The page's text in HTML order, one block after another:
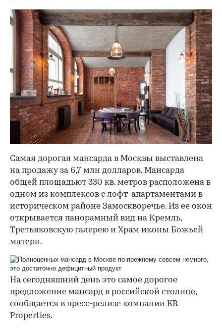
Самая дорогая мансарда в Москвы выставлена
на продажу за 6,7 млн долларов. Мансарда
общей площадьют 330 кв. метров расположена в
одном из комплексов с лофт-апартаментами в
историческом районе Замоскворечье. Из ее окон
открывается панорамный вид на Кремль,
Третьяковскую галерею и Храм иконы Божьей
матери.
На сегодняшний день это самое дорогое
предложение мансард в российской столице,
сообщается в пресс-релизе компании KR
Properties.